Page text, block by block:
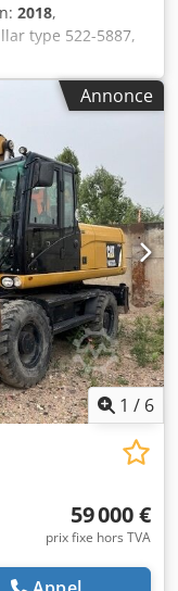
2018,
type 522-5887,
kg. Plaque
CW30/CW40,
réservée
SEUL LE PRIX
LES
PARTICULIER
Nos CGV (voir
tous les contrats
et
Annonce
1 / 6
59 000 €
prix fixe hors TVA